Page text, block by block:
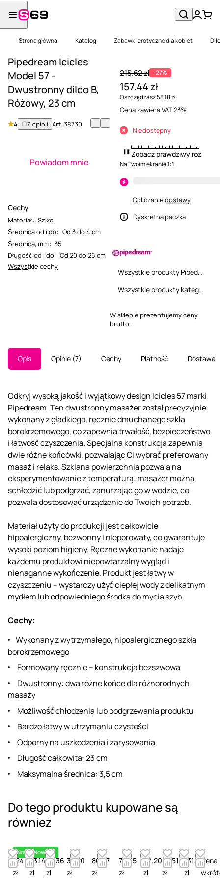
Strona główna Katalog Zabawki erotyczne dla kobiet
Pipedream Icicles
Model 57 -
Dwustronny dildo B,
Różowy, 23 cm
4 7 opinii Art.38730
Powiadom mnie
Cechy
Materiał: Szkło
Średnica od i do: Od 3 do 4 cm
Średnica, mm: 35
Długość od i do: Od 20 do 25 cm
Wszystkie cechy
215.62 zł -27%
157.44 zł
Oszczędzasz 58.18 zł
Cena zawiera VAT 23%
Niedostępny
Zobacz prawdziwy rozmiar
Na Twoim ekranie 1:1
Obliczanie dostawy
Dyskretna paczka
Wszystkie produkty Pipedream
Wszystkie produkty kategorii
W sklepie prezentujemy ceny
brutto.
Opis Opinie 7 Cechy Płatność Dostawa
Odkryj wysoką jakość i wyjątkowy design Icicles 57 marki
Pipedream. Ten dwustronny masażer został precyzyjnie
wykonany z gładkiego, ręcznie dmuchanego szkła
borokrzemowego, co zapewnia trwałość, bezpieczeństwo
i łatwość czyszczenia. Specjalna konstrukcja zapewnia
dwie różne końcówki, pozwalając Ci wybrać preferowany
masaż i relaks. Szklana powierzchnia pozwala na
eksperymentowanie z temperaturą: masażer można
schłodzić lub podgrzać, zanurzając go w wodzie, co
pozwala dostosować urządzenie do Twoich potrzeb.
Materiał użyty do produkcji jest całkowicie
hipoalergiczny, bezwonny i nieporowaty, co gwarantuje
wysoki poziom higieny. Ręczne wykonanie nadaje
każdemu produktowi niepowtarzalny wygląd i
nienaganne wykończenie. Produkt jest łatwy w
czyszczeniu – wystarczy użyć ciepłej wody z delikatnym
mydłem lub odpowiedniego środka do mycia szyb.
Cechy:
Wykonany z wytrzymałego, hipoalergicznego szkła
borokrzemowego
Formowany ręcznie – konstrukcja bezszwowa
Dwustronny: dwa różne końce dla różnorodnych
masaży
Możliwość chłodzenia lub podgrzewania produktu
Bardzo łatwy w utrzymaniu czystości
Odporny na uszkodzenia i zarysowania
Długość całkowita: 23 cm
Maksymalna średnica: 3,5 cm
Do tego produktu kupowane są
również
Nowość
124.87
zł
Nowość
53.14
zł
58.36
zł
32.20
zł
86.27
zł
73.65
zł
49.20
zł
53.51
zł
131.77
zł
Cena